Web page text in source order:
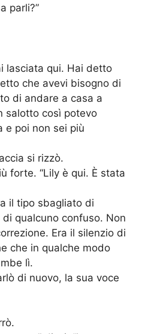
parli?”
lasciata qui. Hai detto
che avevi bisogno di
di andare a casa a
salotto così potevo
e poi non sei più
si rizzò.
forte. “Lily è qui. È stata
il tipo sbagliato di
qualcuno confuso. Non
Era il silenzio di
che in qualche modo
lì.
di nuovo, la sua voce